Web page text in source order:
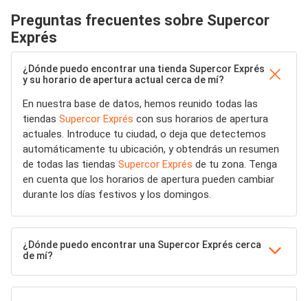
Preguntas frecuentes sobre Supercor
Exprés
¿Dónde puedo encontrar una tienda Supercor Exprés
y su horario de apertura actual cerca de mí?
En nuestra base de datos, hemos reunido todas las
tiendas Supercor Exprés con sus horarios de apertura
actuales. Introduce tu ciudad, o deja que detectemos
automáticamente tu ubicación, y obtendrás un resumen
de todas las tiendas Supercor Exprés de tu zona. Tenga
en cuenta que los horarios de apertura pueden cambiar
durante los días festivos y los domingos.
¿Dónde puedo encontrar una Supercor Exprés cerca
de mí?